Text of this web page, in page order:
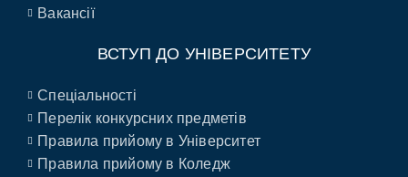
Вакансії
ВСТУП ДО УНІВЕРСИТЕТУ
Спеціальності
Перелік конкурсних предметів
Правила прийому в Університет
Правила прийому в Коледж